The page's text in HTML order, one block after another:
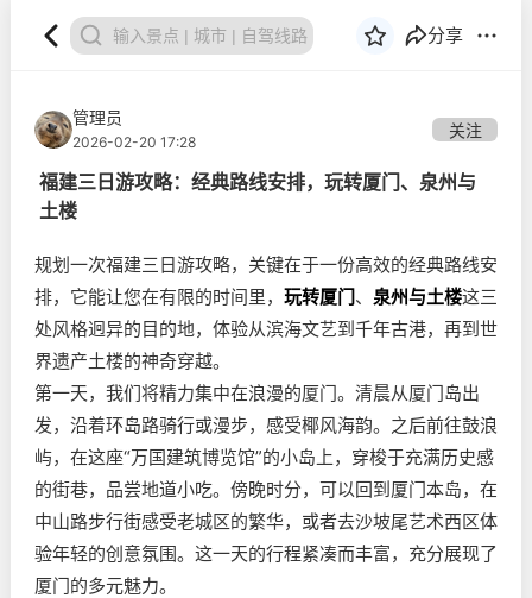
分享
管理员
2026-02-20 17:28
关注
福建三日游攻略：经典路线安排，玩转厦门、泉州与
土楼
规划一次福建三日游攻略，关键在于一份高效的经典路线安
排，它能让您在有限的时间里， 玩转厦门、 泉州与土楼这三
处风格迥异的目的地，体验从滨海文艺到千年古港，再到世
界遗产土楼的神奇穿越。
第一天，我们将精力集中在浪漫的厦门。清晨从厦门岛出
发，沿着环岛路骑行或漫步，感受椰风海韵。之后前往鼓浪
屿，在这座“万国建筑博览馆”的小岛上，穿梭于充满历史感
的街巷，品尝地道小吃。傍晚时分，可以回到厦门本岛，在
中山路步行街感受老城区的繁华，或者去沙坡尾艺术西区体
验年轻的创意氛围。这一天的行程紧凑而丰富，充分展现了
厦门的多元魅力。